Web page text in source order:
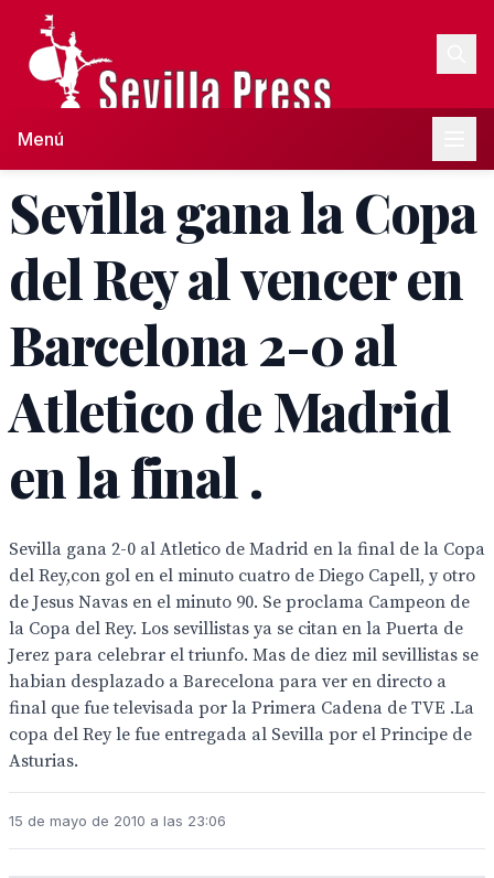
Menú
Sevilla gana la Copa
del Rey al vencer en
Barcelona 2-0 al
Atletico de Madrid
en la final .
Sevilla gana 2-0 al Atletico de Madrid en la final de la Copa
del Rey,con gol en el minuto cuatro de Diego Capell, y otro
de Jesus Navas en el minuto 90. Se proclama Campeon de
la Copa del Rey. Los sevillistas ya se citan en la Puerta de
Jerez para celebrar el triunfo. Mas de diez mil sevillistas se
habian desplazado a Barecelona para ver en directo a
final que fue televisada por la Primera Cadena de TVE .La
copa del Rey le fue entregada al Sevilla por el Principe de
Asturias.
15 de mayo de 2010 a las 23:06